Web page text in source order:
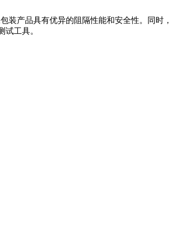
装产品具有优异的阻隔性能和安全性。同时，
工具。